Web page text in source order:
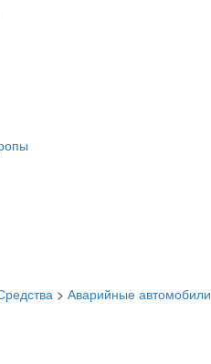
> Аварийные автомобили